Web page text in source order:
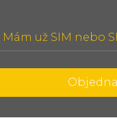
Mám už SIM nebo